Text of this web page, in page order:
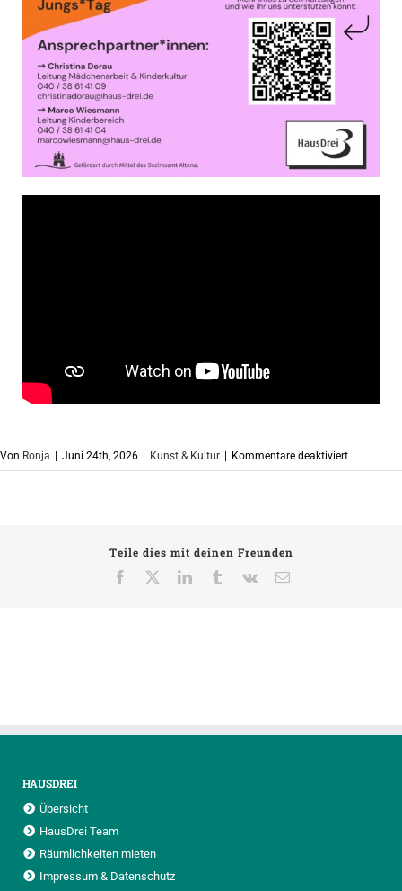
Von Ronja | Juni 24th, 2026 | Kunst & Kultur | Kommentare deaktiviertfür
Kürzungen
Teile dies mit deinen Freunden
Facebook
LinkedInTumblrVk
E-
HAUSDREI
Übersicht
HausDrei Team
Räumlichkeiten mieten
Impressum & Datenschutz